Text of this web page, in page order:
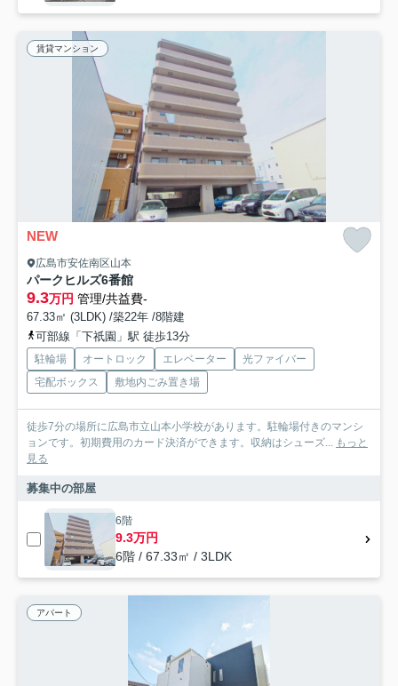
賃貸マンション
NEW
広島市安佐南区山本
パークヒルズ6番館
9.3万円 管理/共益費-
67.33㎡ (3LDK) /築22年 /8階建
可部線「下祇園」駅 徒歩13分
駐輪場 オートロック エレベーター
光ファイバー
宅配ボックス
敷地内ごみ置き場
徒歩7分の場所に広島市立山本小学校があります。駐輪場付きのマンシ
ョンです。初期費用のカード決済ができます。収納はシューズ... もっと
見る
募集中の部屋
6階
9.3万円
6階 / 67.33㎡ / 3LDK
アパート